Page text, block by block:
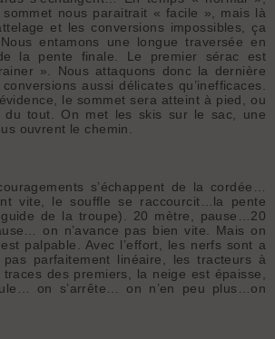
nous paraitrait « facile », mais là
et les conversions impossibles, ça
entamons une longue traversée en
la pente finale. Le premier sérac est
». Nous attaquons donc la dernière
aussi délicates qu’inefficaces.
le sommet sera atteint à pied, ou
du tout. On met les skis sur le sac, une
ouvrent le chemin.
s’échappent de la cordée…
vite, le souffle se raccourcit…la pente
de la troupe). 20 mètre, pause…20
on n’avance pas bien vite. Mais on
palpable. Avec l’effort, les nerfs sont a
parfaitement linéaire, les tracteurs à
traces des premiers, la neige est épaisse,
on s’arrête… on n’en peu plus…on